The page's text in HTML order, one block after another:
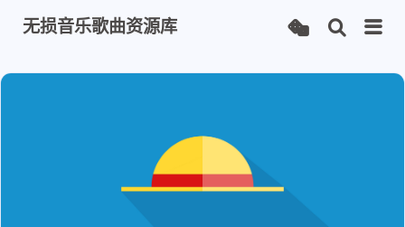
无损音乐歌曲资源库